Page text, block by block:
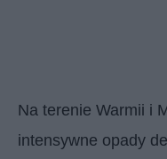
Na terenie Warmii i
intensywne opady